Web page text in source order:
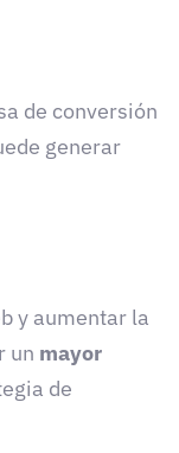
de conversión
generar
y aumentar la
un mayor
de